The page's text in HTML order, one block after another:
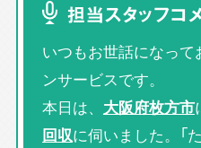
担当スタッフコ
いつもお世話になっ
ンサービスです。
本日は、 大阪府枚方市
回収に伺いました。「